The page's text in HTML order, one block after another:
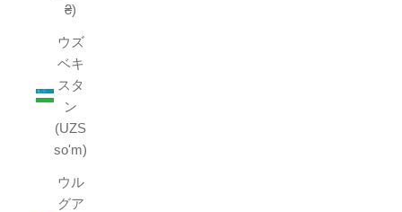
₴)
ウズ
ベキ
スタ
ン
(UZS
so'm)
ウル
グア